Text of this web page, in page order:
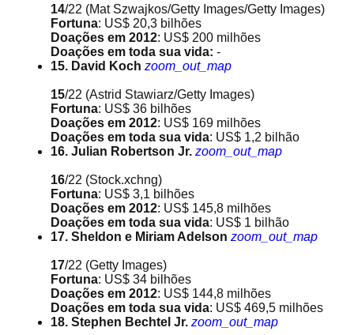
14/22 (Mat Szwajkos/Getty Images/Getty Images)
Fortuna: US$ 20,3 bilhões
Doações em 2012: US$ 200 milhões
Doações em toda sua vida: -
15. David Koch zoom_out_map
15/22 (Astrid Stawiarz/Getty Images)
Fortuna: US$ 36 bilhões
Doações em 2012: US$ 169 milhões
Doações em toda sua vida: US$ 1,2 bilhão
16. Julian Robertson Jr. zoom_out_map
16/22 (Stock.xchng)
Fortuna: US$ 3,1 bilhões
Doações em 2012: US$ 145,8 milhões
Doações em toda sua vida: US$ 1 bilhão
17. Sheldon e Miriam Adelson zoom_out_map
17/22 (Getty Images)
Fortuna: US$ 34 bilhões
Doações em 2012: US$ 144,8 milhões
Doações em toda sua vida: US$ 469,5 milhões
18. Stephen Bechtel Jr. zoom_out_map